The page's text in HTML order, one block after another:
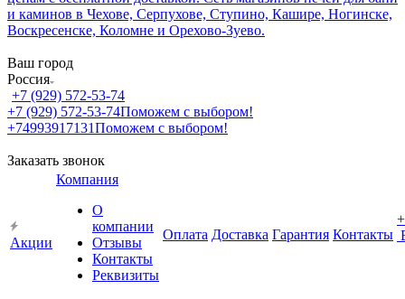
Ваш город
Россия
+7 (929) 572-53-74
+7 (929) 572-53-74Поможем с выбором!
+74993917131Поможем с выбором!
Заказать звонок
Акции
Компания
О
компании
Отзывы
Контакты
Реквизиты
Оплата Доставка Гарантия Контакты
+